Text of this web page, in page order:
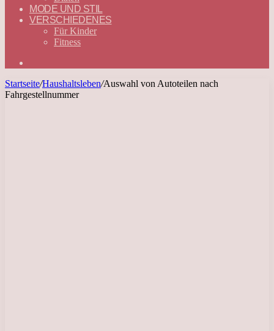
MODE UND STIL
VERSCHIEDENES
Für Kinder
Fitness
Startseite/Haushaltsleben/Auswahl von Autoteilen nach
Fahrgestellnummer